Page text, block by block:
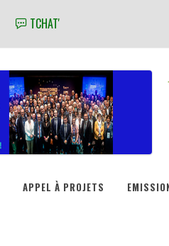
TCHAT'
APPEL À PROJETS